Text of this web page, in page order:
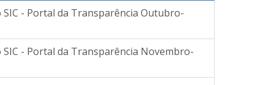
- Portal da Transparência Outubro-
- Portal da Transparência Novembro-